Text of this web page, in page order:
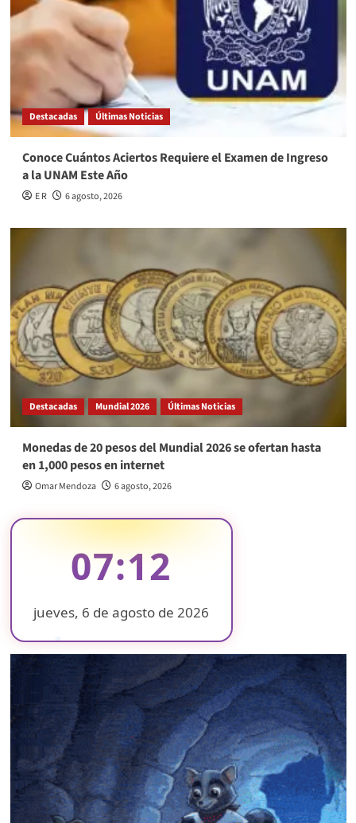
Destacadas Últimas Noticias
Conoce Cuántos Aciertos Requiere el Examen de Ingreso
a la UNAM Este Año
E R 6 agosto, 2026
Destacadas Mundial 2026 Últimas Noticias
Monedas de 20 pesos del Mundial 2026 se ofertan hasta
en 1,000 pesos en internet
Omar Mendoza 6 agosto, 2026
07:12
jueves, 6 de agosto de 2026
❄
❄
❄
❄
❄
❄